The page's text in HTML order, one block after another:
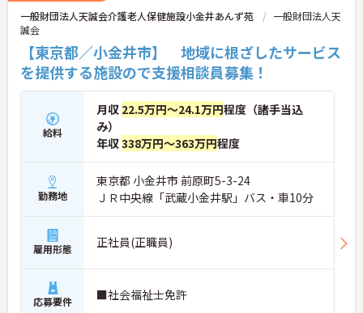
一般財団法人天誠会介護老人保健施設小金井あんず苑
一般財団法人天
誠会
【東京都／小金井市】 地域に根ざしたサービス
を提供する施設ので支援相談員募集！
給料
月収 22.5万円～24.1万円程度（諸手当込
み）
年収338万円～363万円程度
勤務地
東京都 小金井市 前原町5-3-24
ＪＲ中央線「武蔵小金井駅」バス・車10分
雇用形態 正社員(正職員)
応募要件 ■社会福祉士免許